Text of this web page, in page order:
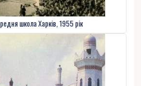
школа Харків, 1955 рік